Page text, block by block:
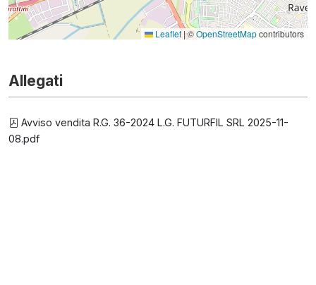
Leaflet |©OpenStreetMapcontributors
Allegati
Avviso vendita R.G. 36-2024 L.G. FUTURFIL SRL 2025-11-
08.pdf